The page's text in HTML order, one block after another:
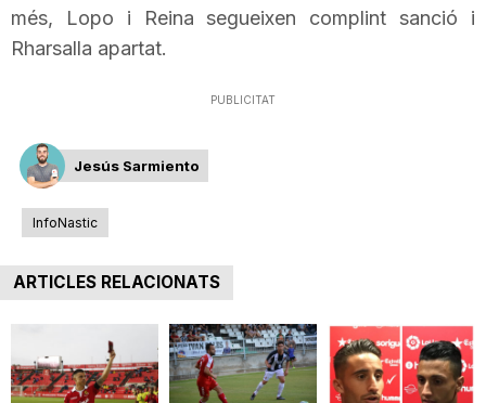
més,
Lopo i Reina segueixen complint sanció i
Rharsalla apartat.
PUBLICITAT
Jesús Sarmiento
InfoNastic
ARTICLES RELACIONATS